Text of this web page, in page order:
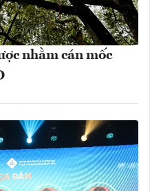
nhằm cán mốc